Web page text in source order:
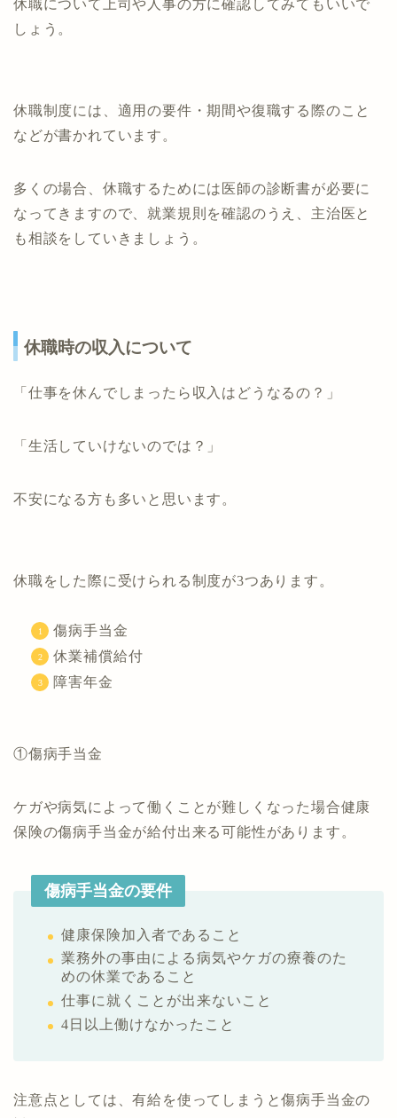
休職について上司や人事の方に確認してみてもいいで
しょう。
休職制度には、適用の要件・期間や復職する際のこと
などが書かれています。
多くの場合、休職するためには医師の診断書が必要に
なってきますので、就業規則を確認のうえ、主治医と
も相談をしていきましょう。
休職時の収入について
「仕事を休んでしまったら収入はどうなるの？」
「生活していけないのでは？」
不安になる方も多いと思います。
休職をした際に受けられる制度が3つあります。
傷病手当金
休業補償給付
障害年金
①傷病手当金
ケガや病気によって働くことが難しくなった場合健康
保険の傷病手当金が給付出来る可能性があります。
傷病手当金の要件
健康保険加入者であること
業務外の事由による病気やケガの療養のた
めの休業であること
仕事に就くことが出来ないこと
4日以上働けなかったこと
注意点としては、有給を使ってしまうと傷病手当金の